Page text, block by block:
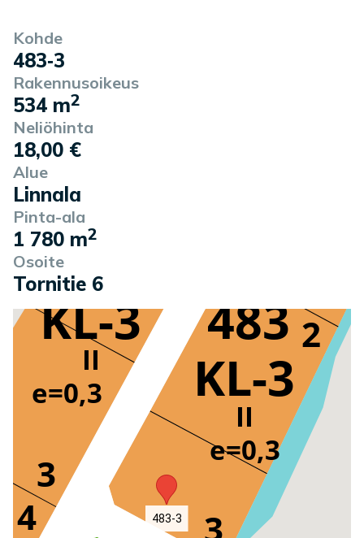
Kohde
483‑3
Rakennusoikeus
534 m2
Neliöhinta
18,00 €
Alue
Linnala
Pinta-ala
1 780 m2
Osoite
Tornitie 6
483-3